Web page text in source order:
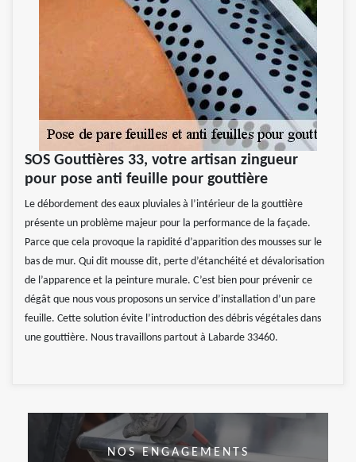
SOS Gouttières 33, votre artisan zingueur
pour pose anti feuille pour gouttière
Le débordement des eaux pluviales à l’intérieur de la gouttière
présente un problème majeur pour la performance de la façade.
Parce que cela provoque la rapidité d’apparition des mousses sur le
bas de mur. Qui dit mousse dit, perte d’étanchéité et dévalorisation
de l’apparence et la peinture murale. C’est bien pour prévenir ce
dégât que nous vous proposons un service d’installation d’un pare
feuille. Cette solution évite l’introduction des débris végétales dans
une gouttière. Nous travaillons partout à Labarde 33460.
NOS ENGAGEMENTS